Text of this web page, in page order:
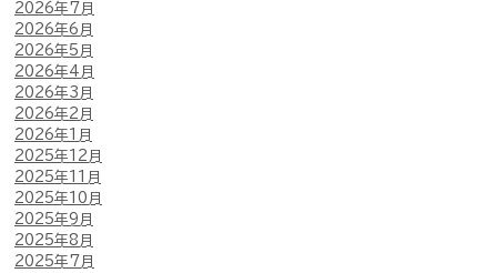
2026年7月
2026年6月
2026年5月
2026年4月
2026年3月
2026年2月
2026年1月
2025年12月
2025年11月
2025年10月
2025年9月
2025年8月
2025年7月